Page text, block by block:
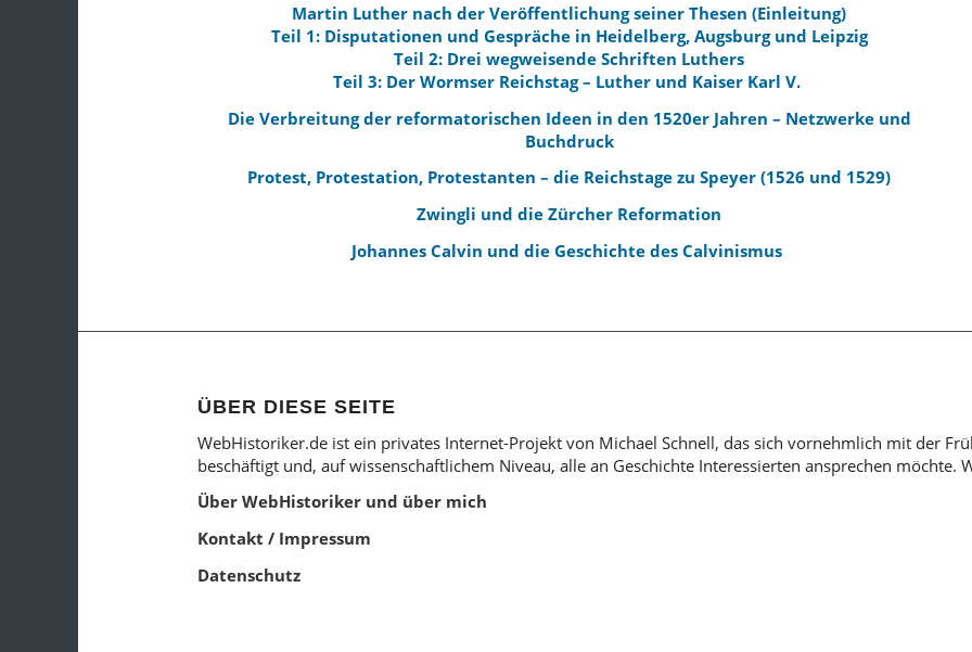
Martin Luther nach der Veröffentlichung seiner Thesen (Einleitung)
Teil 1: Disputationen und Gespräche in Heidelberg, Augsburg und Leipzig
Teil 2: Drei wegweisende Schriften Luthers
Teil 3: Der Wormser Reichstag – Luther und Kaiser Karl V.
Die Verbreitung der reformatorischen Ideen in den 1520er Jahren – Netzwerke und
Buchdruck
Protest, Protestation, Protestanten – die Reichstage zu Speyer (1526 und 1529)
Zwingli und die Zürcher Reformation
Johannes Calvin und die Geschichte des Calvinismus
ÜBER DIESE SEITE
WebHistoriker.de ist ein privates Internet-Projekt von Michael Schnell, das sich vornehmlich mit der
beschäftigt und, auf wissenschaftlichem Niveau, alle an Geschichte Interessierten ansprechen möchte.
Über WebHistoriker und über mich
Kontakt / Impressum
Datenschutz